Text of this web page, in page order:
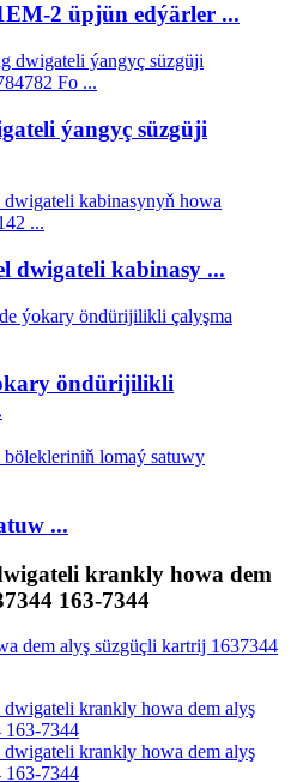
2 üpjün edýärler ...
ýangyç süzgüji
dwigateli kabinasy ...
öndürijilikli
...
krankly howa dem
163-7344